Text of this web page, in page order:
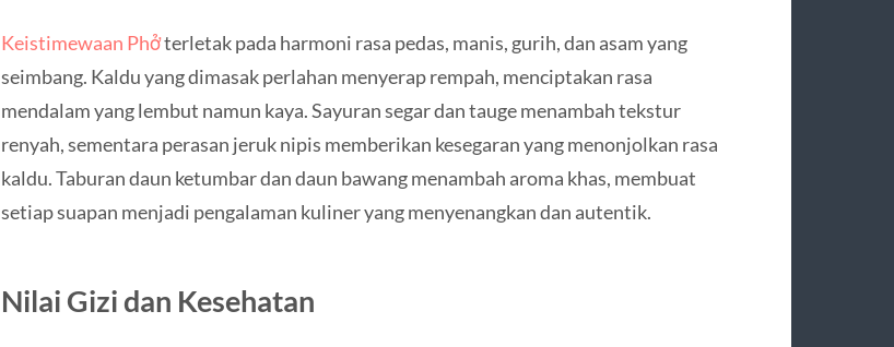
Keistimewaan Phởterletak pada harmoni rasa pedas, manis, gurih, dan asam yang
seimbang. Kaldu yang dimasak perlahan menyerap rempah, menciptakan rasa
mendalam yang lembut namun kaya. Sayuran segar dan tauge menambah tekstur
renyah, sementara perasan jeruk nipis memberikan kesegaran yang menonjolkan rasa
kaldu. Taburan daun ketumbar dan daun bawang menambah aroma khas, membuat
setiap suapan menjadi pengalaman kuliner yang menyenangkan dan autentik.
Nilai Gizi dan Kesehatan